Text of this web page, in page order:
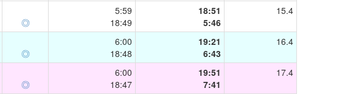
◎
5:59
18:49
18:51
5:46
15.4
◎
6:00
18:48
19:21
6:43
16.4
◎
6:00
18:47
19:51
7:41
17.4